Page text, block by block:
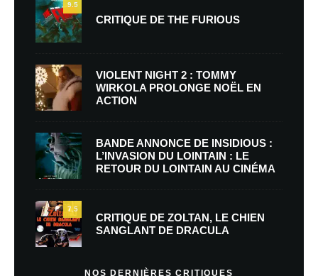
9.5
CRITIQUE DE THE FURIOUS
VIOLENT NIGHT 2 : TOMMY
WIRKOLA PROLONGE NOËL EN
ACTION
BANDE ANNONCE DE INSIDIOUS :
L’INVASION DU LOINTAIN : LE
RETOUR DU LOINTAIN AU CINÉMA
7.5
CRITIQUE DE ZOLTAN, LE CHIEN
SANGLANT DE DRACULA
NOS DERNIÈRES CRITIQUES